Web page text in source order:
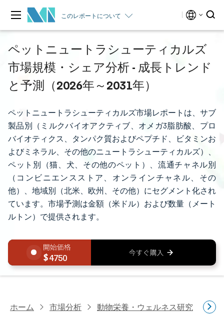
このレポートについて
ペットニュートラシューティカルズ
市場規模・シェア分析 - 成長トレンド
と予測（2026年～2031年）
ペットニュートラシューティカルズ市場レポートは、サブ
製品別（ミルクバイオアクティブ、オメガ3脂肪酸、プロ
バイオティクス、タンパク質およびペプチド、ビタミンお
よびミネラル、その他のニュートラシューティカルズ）、
ペット別（猫、犬、その他のペット）、流通チャネル別
（コンビニエンスストア、オンラインチャネル、その
他）、地域別（北米、欧州、その他）にセグメント化され
ています。市場予測は金額（米ドル）および数量（メート
ルトン）で提供されます。
4750
ホーム 市場分析 動物栄養・ウェルネス研究 ペ